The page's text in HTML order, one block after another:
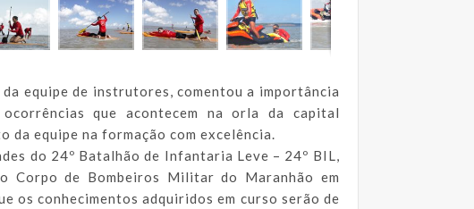
equipe de instrutores, comentou a importância
que acontecem na orla da capital
da equipe na formação com excelência.
do 24º Batalhão de Infantaria Leve – 24º BIL,
Corpo de Bombeiros Militar do Maranhão em
os conhecimentos adquiridos em curso serão de